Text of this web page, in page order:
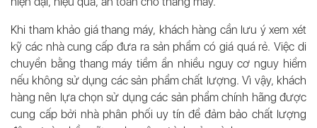
Khi tham khảo giá thang máy, khách hàng cần lưu ý xem xét
kỹ các nhà cung cấp đưa ra sản phẩm có giá quá rẻ. Việc di
chuyển bằng thang máy tiềm ẩn nhiều nguy cơ nguy hiểm
nếu không sử dụng các sản phẩm chất lượng. Vì vậy, khách
hàng nên lựa chọn sử dụng các sản phẩm chính hãng được
cung cấp bởi nhà phân phối uy tín để đảm bảo chất lượng